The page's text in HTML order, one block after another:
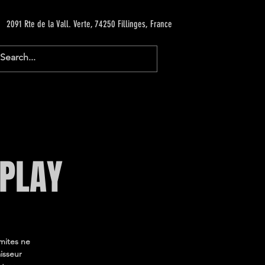
2091 Rte de la Vall. Verte, 74250 Fillinges, France
ne